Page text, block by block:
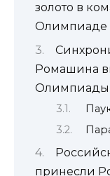
золото в
Олимпиаде
Ромашина
Олимпиады
принесли